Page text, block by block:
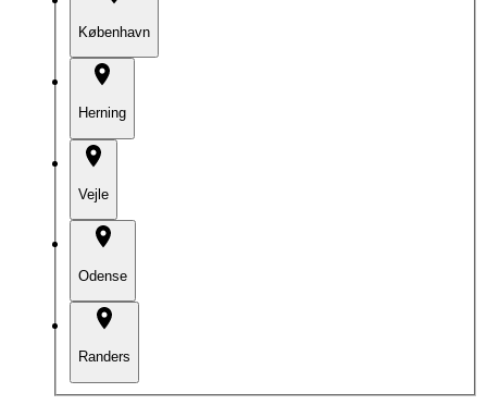
København
Herning
Vejle
Odense
Randers